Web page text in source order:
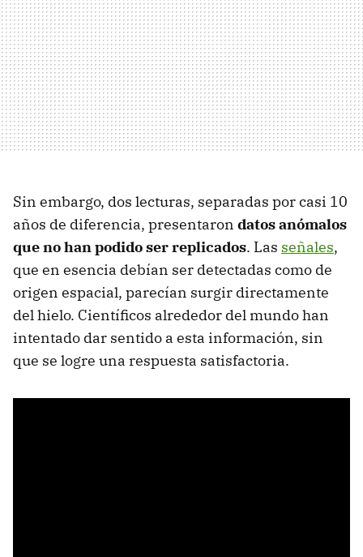
Sin embargo, dos lecturas, separadas por casi 10
años de diferencia, presentaron datos anómalos
que no han podido ser replicados. Las señales,
que en esencia debían ser detectadas como de
origen espacial, parecían surgir directamente
del hielo. Científicos alrededor del mundo han
intentado dar sentido a esta información, sin
que se logre una respuesta satisfactoria.